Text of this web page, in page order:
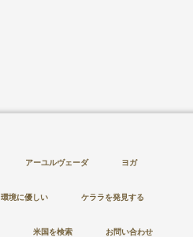
アーユルヴェーダ ヨガ
環境に優しい ケララを発見する
米国を検索 お問い合わせ